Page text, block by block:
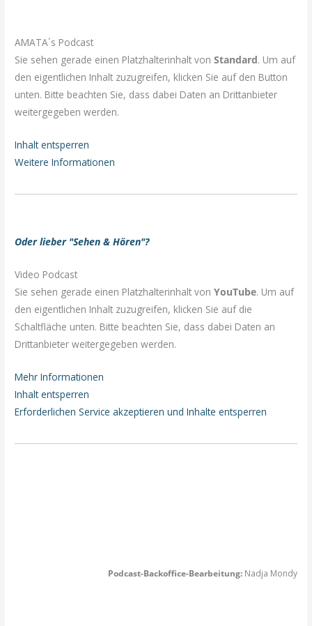
AMATA´s Podcast
Sie sehen gerade einen Platzhalterinhalt vonStandard. Um auf
den eigentlichen Inhalt zuzugreifen, klicken Sie auf den Button
unten. Bitte beachten Sie, dass dabei Daten an Drittanbieter
weitergegeben werden.
Inhalt entsperren
Weitere Informationen
Oder lieber "Sehen & Hören"?
Video Podcast
Sie sehen gerade einen Platzhalterinhalt vonYouTube. Um auf
den eigentlichen Inhalt zuzugreifen, klicken Sie auf die
Schaltfläche unten. Bitte beachten Sie, dass dabei Daten an
Drittanbieter weitergegeben werden.
Mehr Informationen
Inhalt entsperren
Erforderlichen Service akzeptieren und Inhalte entsperren
Podcast-Backoffice-Bearbeitung: Nadja Mondy